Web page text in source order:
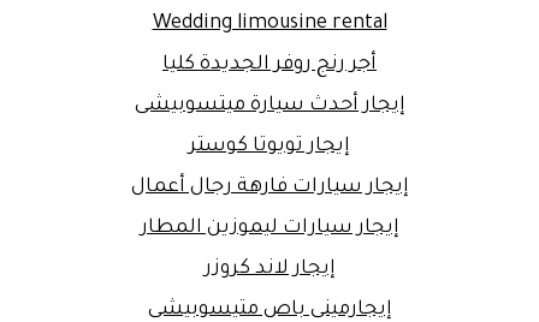
Wedding limousine rental
أجر رنج روفر الجديدة كليا
إيجار أحدث سيارة ميتسوبيشى
إيجار تويوتا كوستر
إيجار سيارات فارهة رجال أعمال
إيجار سيارات ليموزين المطار
إيجار لاند كروزر
إيجارمينى باص متيسوبيشى